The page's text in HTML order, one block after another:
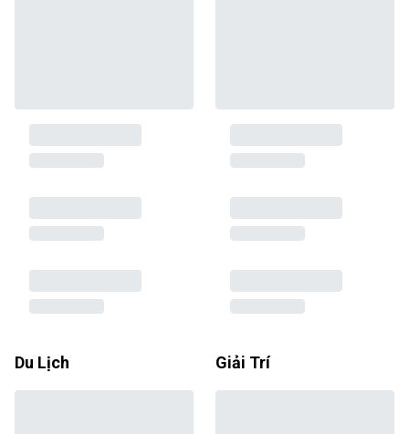
Du Lịch Giải Trí